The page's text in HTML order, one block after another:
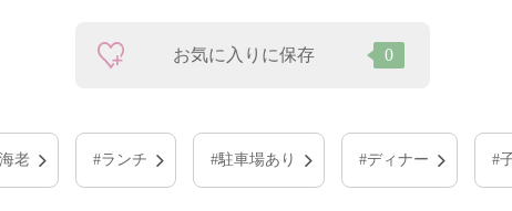
お気に入りに保存 0
老 #ランチ #駐車場あり #ディナー #